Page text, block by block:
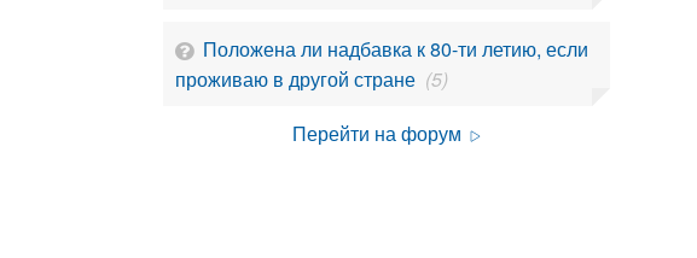
Положена ли надбавка к 80-ти летию, если
проживаю в другой стране (5)
Перейти на форум